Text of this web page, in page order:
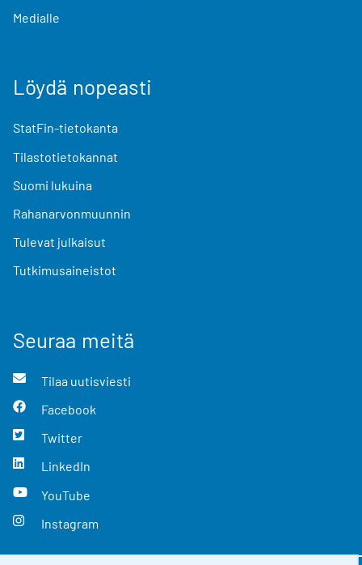
Medialle
Löydä nopeasti
StatFin-tietokanta
Tilastotietokannat
Suomi lukuina
Rahanarvonmuunnin
Tulevat julkaisut
Tutkimusaineistot
Seuraa meitä
Tilaa uutisviesti
Facebook
Twitter
LinkedIn
YouTube
Instagram